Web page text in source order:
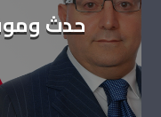
حدث